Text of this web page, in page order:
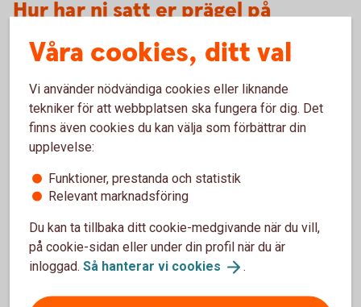
Hur har ni satt er prägel på
butiken?
prägel i butikens utseende, men utan att ändra för mycket.
När våra kunder besöker oss vill vi att de ska känna igen
sig, men samtidigt se att det har hänt något nytt. Vi är måna
om att vår butik ska vara avslappnande och att man ska
känna ett lugn när man strosar runt. För att förmedla den
känslan har vi dämpat färgerna i butiken och vi spelar även
Vi har också satsat på våra sociala medier och Instagram.
Där har vi lagt mycket fokus och krut på att förmedla vår
Våra cookies, ditt val
Vi använder nödvändiga cookies eller liknande
tekniker för att webbplatsen ska fungera för dig. Det
finns även cookies du kan välja som förbättrar din
upplevelse:
Funktioner, prestanda och statistik
Relevant marknadsföring
Du kan ta tillbaka ditt cookie-medgivande när du vill,
på cookie-sidan eller under din profil när du är
inloggad. Så hanterar vi cookies .